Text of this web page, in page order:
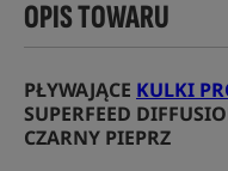
OPIS TOWARU
PŁYWAJĄCE KULKI
SUPERFEED
CZARNY PIEPRZ